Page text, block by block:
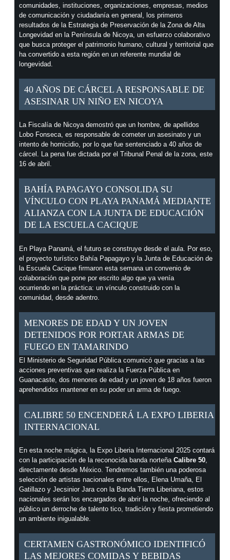
comunidades, instituciones, organizaciones, empresas, medios
de comunicación y ciudadanía en general, los primeros
resultados de la Estrategia de Preservación de la Zona de Alta
Longevidad en la Península de Nicoya, un esfuerzo colaborativo
que busca proteger el patrimonio humano, cultural y territorial que
ha convertido a esta región en un referente mundial de
longevidad.
40 AÑOS DE CÁRCEL A RESPONSABLE DE
ASESINAR UN NIÑO EN NICOYA
La Fiscalía de Nicoya demostró que un hombre, de apellidos
Lobo Fonseca, es responsable de cometer un asesinato y un
intento de homicidio, por lo que fue sentenciado a 40 años de
cárcel. La pena fue dictada por el Tribunal Penal de la zona, este
16 de abril.
BAHÍA PAPAGAYO CONSOLIDA SU
VÍNCULO CON PLAYA PANAMÁ MEDIANTE
ALIANZA CON LA JUNTA DE EDUCACIÓN
DE LA ESCUELA CACIQUE
En Playa Panamá, el futuro se construye desde el aula. Por eso,
el proyecto turístico Bahía Papagayo y la Junta de Educación de
la Escuela Cacique firmaron esta semana un convenio de
colaboración que pone por escrito algo que ya venía
ocurriendo en la práctica: un vínculo construido con la
comunidad, desde adentro.
MENORES DE EDAD Y UN JOVEN
DETENIDOS POR PORTAR ARMAS DE
FUEGO EN TAMARINDO
El Ministerio de Seguridad Pública comunicó que gracias a las
acciones preventivas que realiza la Fuerza Pública en
Guanacaste, dos menores de edad y un joven de 18 años fueron
aprehendidos mantener en su poder un arma de fuego.
CALIBRE 50 ENCENDERÁ LA EXPO LIBERIA
INTERNACIONAL
En esta noche mágica, la Expo Liberia Internacional 2025 contará
con la participación de la reconocida banda norteñaCalibre 50,
directamente desde México. Tendremos también una poderosa
selección de artistas nacionales entre ellos, Elena Umaña, El
Gatillazo y Jecsinior Jara con la Banda Tierra Liberiana, estos
nacionales serán los encargados de abrir la noche, ofreciendo al
público un derroche de talento tico, tradición y fiesta prometiendo
un ambiente inigualable.
CERTAMEN GASTRONÓMICO IDENTIFICÓ
LAS MEJORES COMIDAS Y BEBIDAS